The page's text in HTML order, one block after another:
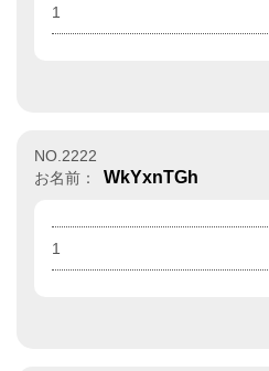
1
NO.2222
お名前：
WkYxnTGh
1